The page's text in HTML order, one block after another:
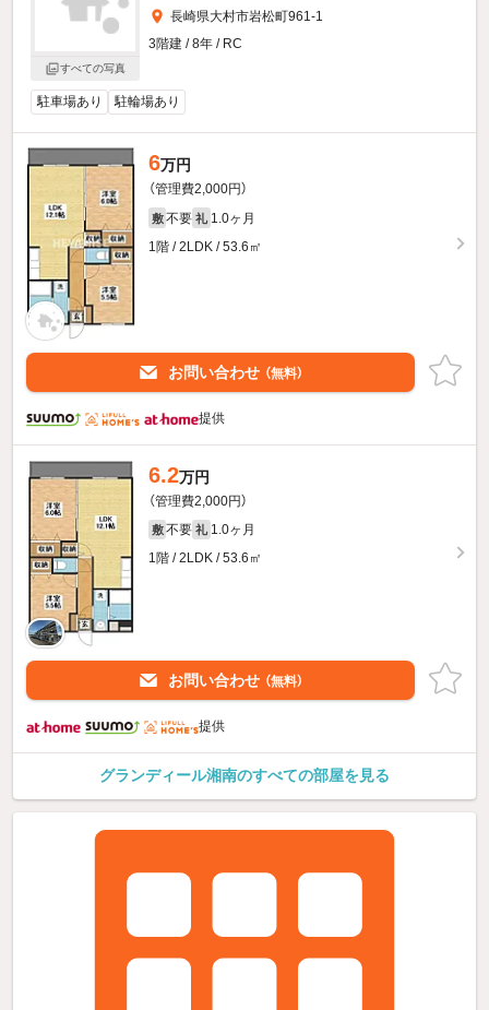
すべての写真
長崎県大村市岩松町961-1
3階建 / 8年 / RC
駐車場あり 駐輪場あり
6万円
（管理費2,000円）
敷 不要 礼 1.0ヶ月
1階 / 2LDK / 53.6㎡
お問い合わせ （無料）
提供
6.2万円
（管理費2,000円）
敷 不要 礼 1.0ヶ月
1階 / 2LDK / 53.6㎡
お問い合わせ （無料）
提供
グランディール湘南のすべての部屋を見る